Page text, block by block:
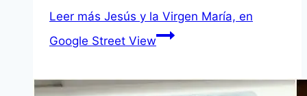
Leer más Jesús y la Virgen María, en
Google Street View